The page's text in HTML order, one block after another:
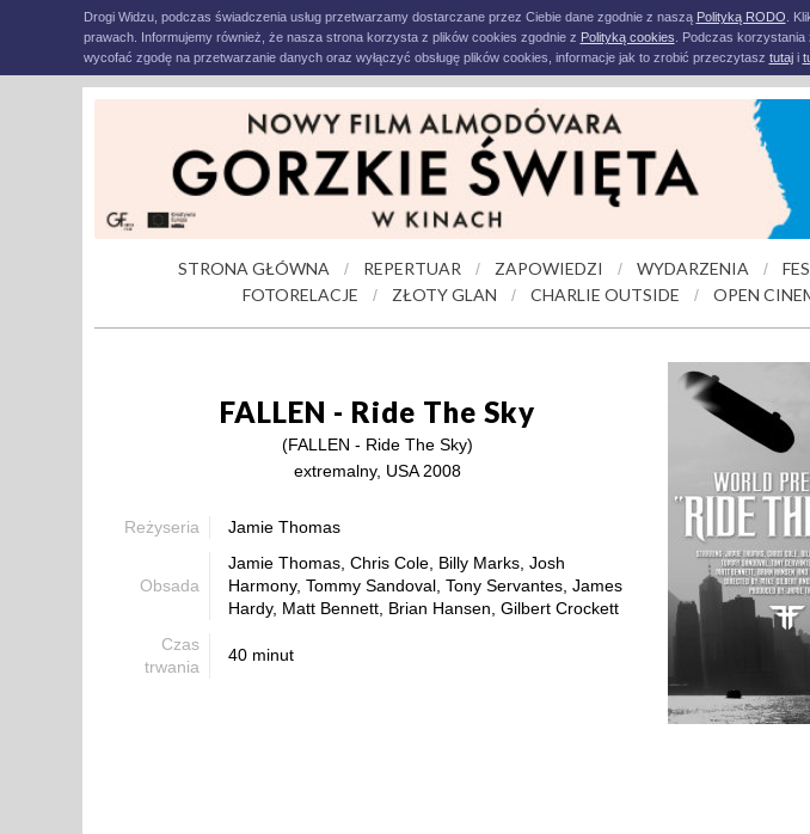
Drogi Widzu, podczas świadczenia usług przetwarzamy dostarczane przez Ciebie dane zgodnie z naszą Polityką RODO .
prawach. Informujemy również, że nasza strona korzysta z plików cookies zgodnie z Polityką cookies . Podczas
wycofać zgodę na przetwarzanie danych oraz wyłączyć obsługę plików cookies, informacje jak to zrobić przeczytasz tutaji
STRONA GŁÓWNA / REPERTUAR / ZAPOWIEDZI / WYDARZENIA /
FOTORELACJE
/ ZŁOTY GLAN / CHARLIE OUTSIDE / OPEN
FALLEN - Ride The Sky
(FALLEN - Ride The Sky)
extremalny, USA 2008
Reżyseria Jamie Thomas
Obsada
Jamie Thomas, Chris Cole, Billy Marks, Josh
Harmony, Tommy Sandoval, Tony Servantes, James
Hardy, Matt Bennett, Brian Hansen, Gilbert Crockett
Czas
trwania
40 minut